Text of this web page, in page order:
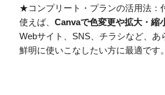
★コンプリート・プランの活用法：
使えば、 Canvaで色変更や拡大・縮
Webサイト、SNS、チラシなど、あ
鮮明に使いこなしたい方に最適です。